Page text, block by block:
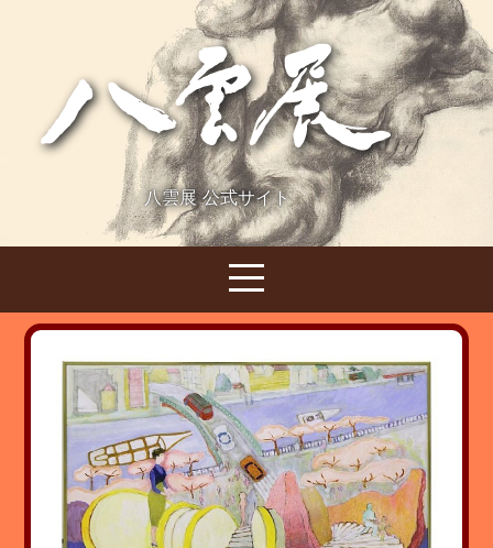
八雲展 公式サイト